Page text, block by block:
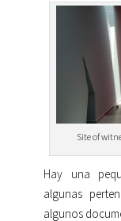
Site of
Hay una
algunas
algunos